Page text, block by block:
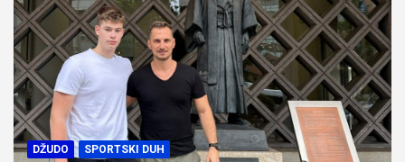
DŽUDO SPORTSKI DUH